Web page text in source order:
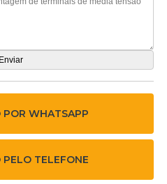
POR WHATSAPP
TELEFONE